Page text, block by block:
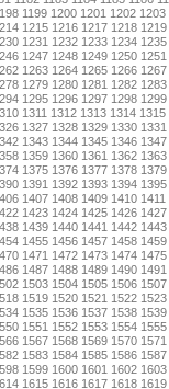
1199 1200 1201 1202 1203
1215 1216 1217 1218 1219
1231 1232 1233 1234 1235
1247 1248 1249 1250 1251
1263 1264 1265 1266 1267
1279 1280 1281 1282 1283
1295 1296 1297 1298 1299
1311 1312 1313 1314 1315
1327 1328 1329 1330 1331
1343 1344 1345 1346 1347
1359 1360 1361 1362 1363
1375 1376 1377 1378 1379
1391 1392 1393 1394 1395
1407 1408 1409 1410 1411
1423 1424 1425 1426 1427
1439 1440 1441 1442 1443
1455 1456 1457 1458 1459
1471 1472 1473 1474 1475
1487 1488 1489 1490 1491
1503 1504 1505 1506 1507
1519 1520 1521 1522 1523
1535 1536 1537 1538 1539
1551 1552 1553 1554 1555
1567 1568 1569 1570 1571
1583 1584 1585 1586 1587
1599 1600 1601 1602 1603
1615 1616 1617 1618 1619